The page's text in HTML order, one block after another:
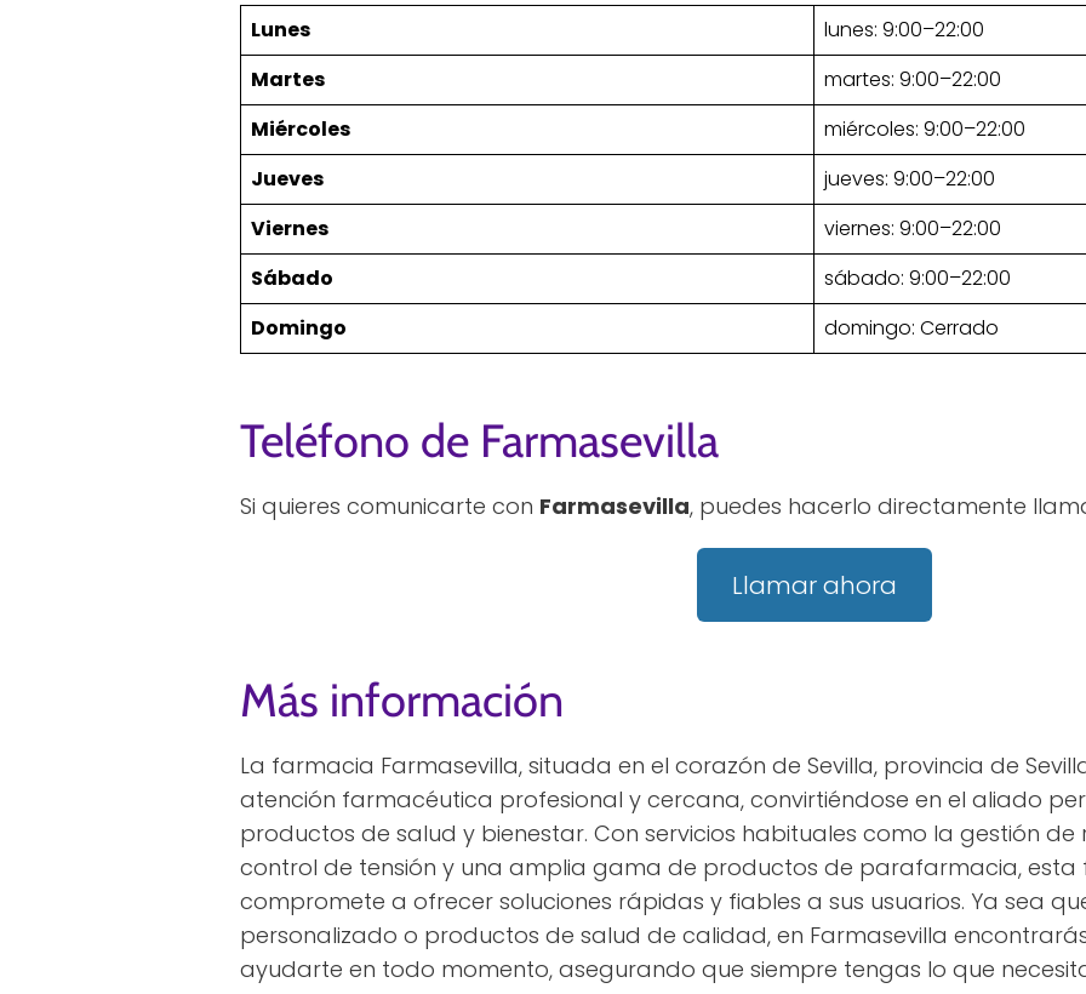
Lunes
lunes: 9:00–22:00
Martes
martes: 9:00–22:00
Miércoles
miércoles: 9:00–22:00
Jueves
jueves: 9:00–22:00
Viernes
viernes: 9:00–22:00
Sábado
sábado: 9:00–22:00
Domingo
domingo: Cerrado
Teléfono de Farmasevilla
Si quieres comunicarte con Farmasevilla, puedes hacerlo directamente
Llamar ahora
Más información
La farmacia Farmasevilla, situada en el corazón de Sevilla, provincia de
atención farmacéutica profesional y cercana, convirtiéndose en el aliado
productos de salud y bienestar. Con servicios habituales como la gestión de
control de tensión y una amplia gama de productos de parafarmacia, esta
compromete a ofrecer soluciones rápidas y fiables a sus usuarios. Ya sea
personalizado o productos de salud de calidad, en Farmasevilla
ayudarte en todo momento, asegurando que siempre tengas lo que